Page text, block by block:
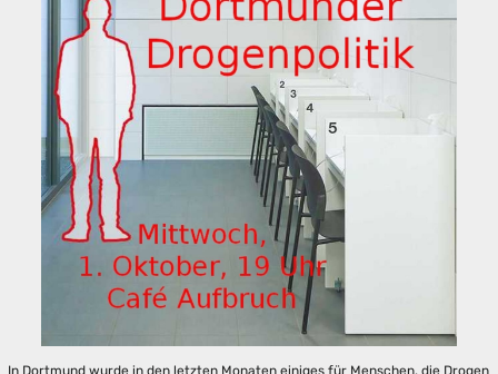
In Dortmund wurde in den letzten Monaten einiges für Menschen, die Drogen